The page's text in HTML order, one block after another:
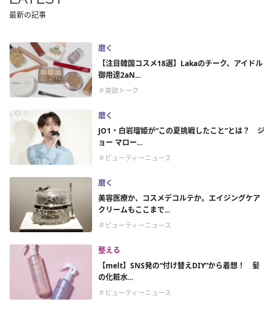
最新の記事
磨く
【注目韓国コスメ18選】Lakaのチーク、アイドル
御用達2aN...
＃美欲トーク
磨く
JO1・白岩瑠姫が“この夏挑戦したこと”とは？ ジ
ョー マロー...
＃ビューティーニュース
磨く
美容医療か、コスメデコルテか。エイジングケア
クリームもここまで...
＃ビューティーニュース
整える
【melt】SNS発の“付け替えDIY”から着想！ 髪
の化粧水...
＃ビューティーニュース